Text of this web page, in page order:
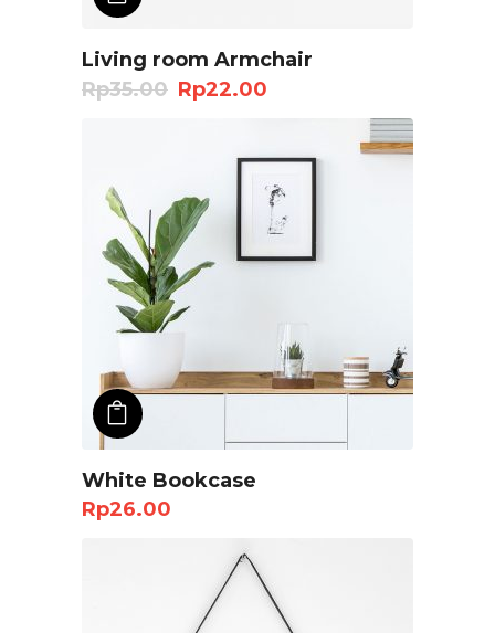
Living room Armchair
Rp35.00 Rp22.00
White Bookcase
Rp26.00